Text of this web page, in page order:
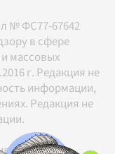
№ ФС77-67642
в сфере
массовых
г. Редакция не
информации,
Редакция не